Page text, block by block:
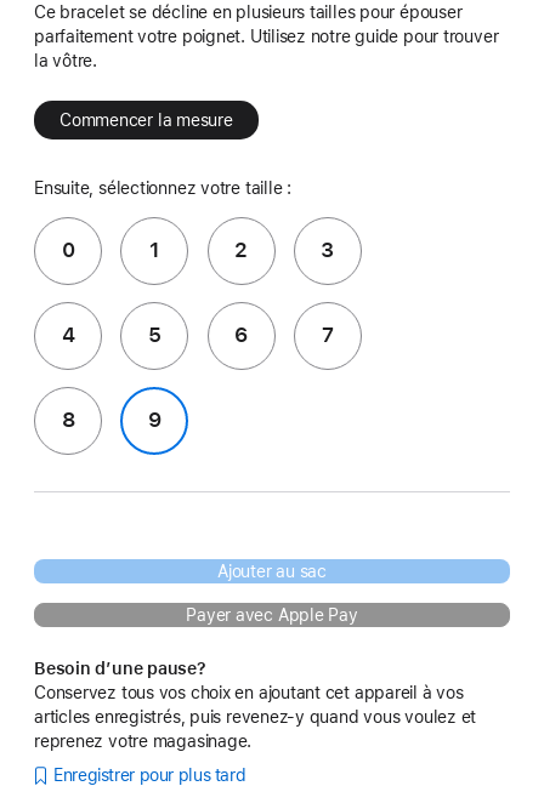
Ce bracelet se décline en plusieurs tailles pour épouser
parfaitement votre poignet. Utilisez notre guide pour trouver
la vôtre.
Commencer la mesure
Ensuite, sélectionnez votre taille :
0 1 2 3
4 5 6 7
8 9
Ajouter au sac
Payer avec Apple Pay
Besoin d’une pause?
Conservez tous vos choix en ajoutant cet appareil à vos
articles enregistrés, puis revenez-y quand vous voulez et
reprenez votre magasinage.
Enregistrer pour plus tard